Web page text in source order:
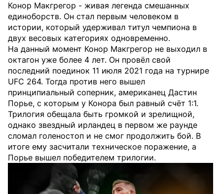
Конор Макгрегор - живая легенда смешанных
единоборств. Он стал первым человеком в
истории, который удерживал титул чемпиона в
двух весовых категориях одновременно.
На данный момент Конор Макгрегор не выходил в
октагон уже более 4 лет. Он провёл свой
последний поединок 11 июля 2021 года на турнире
UFC 264. Тогда против него вышел
принципиальный соперник, американец Дастин
Порье, с которым у Конора был равный счёт 1:1.
Трилогия обещала быть громкой и зрелищной,
однако звездный ирландец в первом же раунде
сломал голеностоп и не смог продолжить бой. В
итоге ему засчитали техническое поражение, а
Порье вышел победителем трилогии.